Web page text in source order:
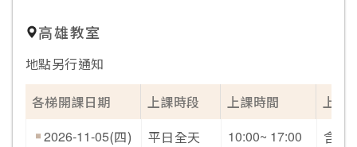
高雄教室
地點另行通知
各梯開課日期
上課時段 上課時間 上課
2026-11-05(四) 平日全天 10:00~ 17:00 含開